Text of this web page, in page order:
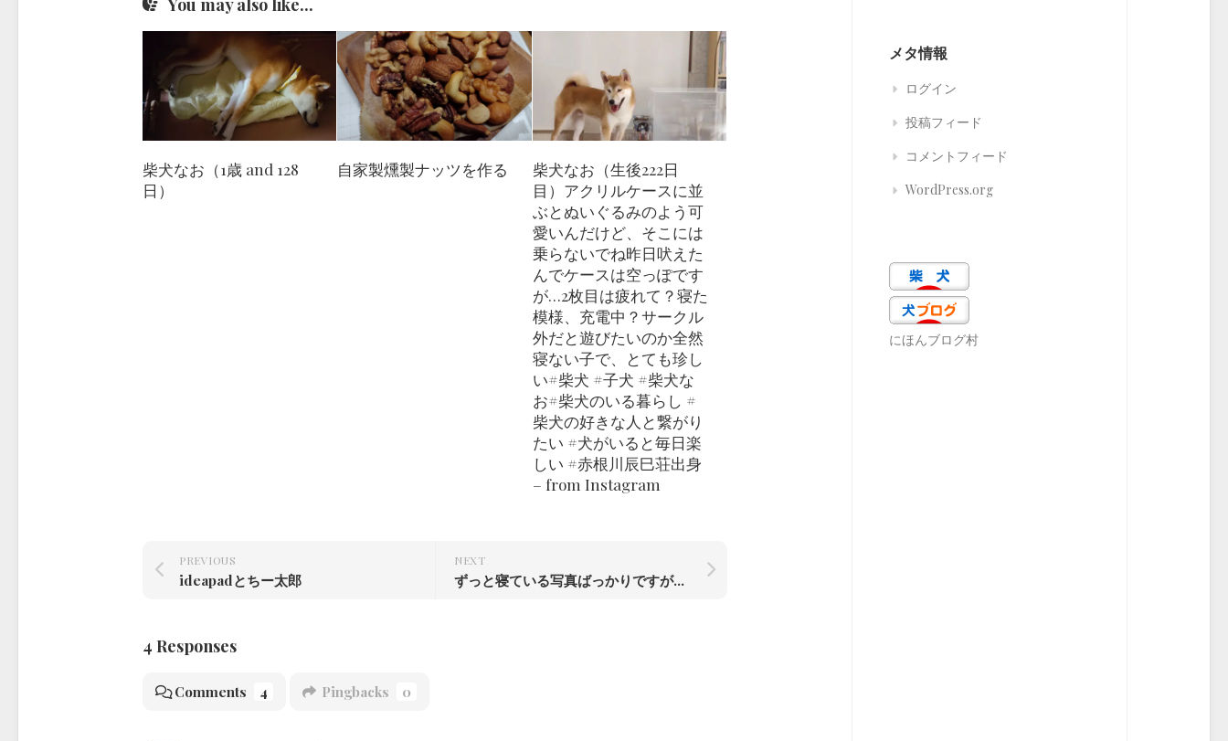
You may also like...
柴犬なお（1歳 and 128
日）
自家製燻製ナッツを作る
柴犬なお（生後222日
目）アクリルケースに並
ぶとぬいぐるみのよう可
愛いんだけど、そこには
乗らないでね昨日吠えた
んでケースは空っぽです
が…2枚目は疲れて？寝た
模様、充電中？サークル
外だと遊びたいのか全然
寝ない子で、とても珍し
い#柴犬 #子犬 #柴犬な
お#柴犬のいる暮らし #
柴犬の好きな人と繋がり
たい #犬がいると毎日楽
しい #赤根川辰巳荘出身
– from Instagram
NEXT
ずっと寝ている写真ばっかりですが。。。
PREVIOUS
ideapadとちー太郎
4 Responses
Comments 4 Pingbacks 0
メタ情報
ログイン
投稿フィード
コメントフィード
WordPress.org
にほんブログ村